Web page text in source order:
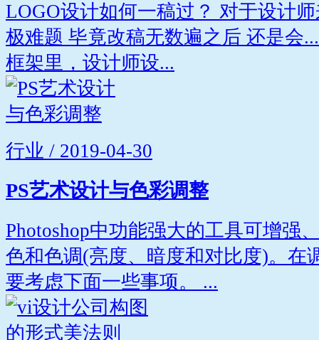
LOGO设计如何一稿过？ 对于设计
极难题 毕竟改稿无数遍之后 还是会
框架里，设计师设...
行业 / 2019-04-30
PS艺术设计与色彩调整
Photoshop中功能强大的工具可增强
色和色调(亮度、暗度和对比度)。在
要考虑下面一些事项。 ...